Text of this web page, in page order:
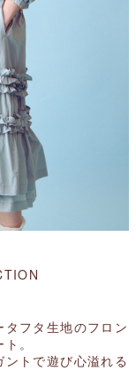
フタ生地のフロン
。
トで遊び心溢れる